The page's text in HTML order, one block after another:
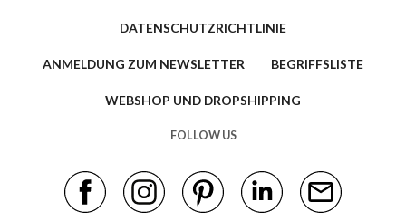
DATENSCHUTZRICHTLINIE
ANMELDUNG ZUM NEWSLETTER BEGRIFFSLISTE
WEBSHOP UND DROPSHIPPING
FOLLOW US